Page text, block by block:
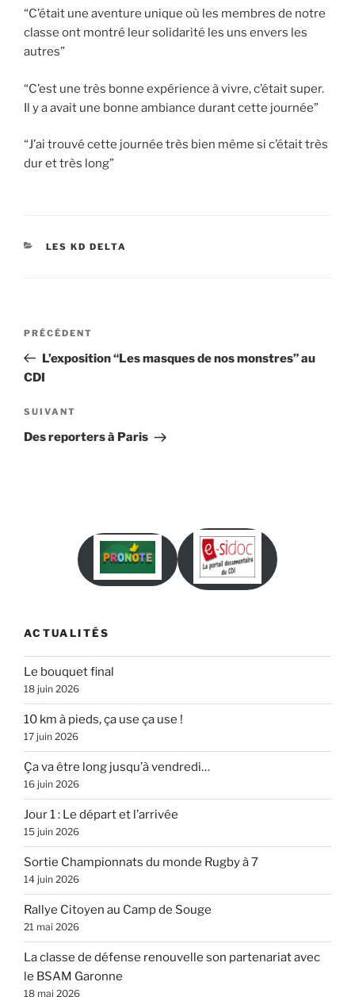
“C’était une aventure unique où les membres de notre
classe ont montré leur solidarité les uns envers les
autres”
“C’est une très bonne expérience à vivre, c’était super.
Il y a avait une bonne ambiance durant cette journée”
“J’ai trouvé cette journée très bien même si c’était très
dur et très long”
CATÉGORIES
LES KD DELTA
Navigation
l’article
Article
précédent
PRÉCÉDENT
L’exposition “Les masques de nos monstres” au
CDI
Article
suivant
SUIVANT
Des reporters à Paris
ACTUALITÉS
Le bouquet final
18 juin 2026
10 km à pieds, ça use ça use !
17 juin 2026
Ça va être long jusqu’à vendredi…
16 juin 2026
Jour 1 : Le départ et l’arrivée
15 juin 2026
Sortie Championnats du monde Rugby à 7
14 juin 2026
Rallye Citoyen au Camp de Souge
21 mai 2026
La classe de défense renouvelle son partenariat avec
le BSAM Garonne
18 mai 2026